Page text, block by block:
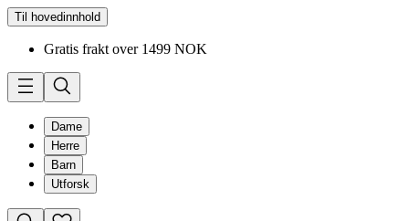
Til hovedinnhold
Gratis frakt over 1499 NOK
Dame
Herre
Barn
Utforsk